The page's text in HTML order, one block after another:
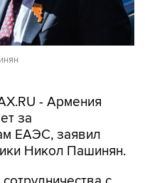
- Армения
за
ЕАЭС, заявил
Никол Пашинян.